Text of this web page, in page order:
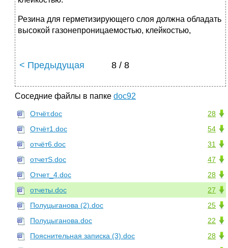
Резина для герметизирующего слоя должна обладать
высокой газонепроницаемостью, клейкостью,
< Предыдущая 8 / 8
Соседние файлы в папке doc92
28
Отчёт.doc
54
Отчёт1.doc
31
отчёт6.doc
47
отчетS.doc
28
Отчет_4.doc
27
отчеты.doc
25
Полуцыганова (2).doc
22
Полуцыганова.doc
28
Пояснительная записка (3).doc